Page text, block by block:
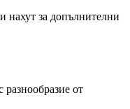
нахут за допълнителни
разнообразие от